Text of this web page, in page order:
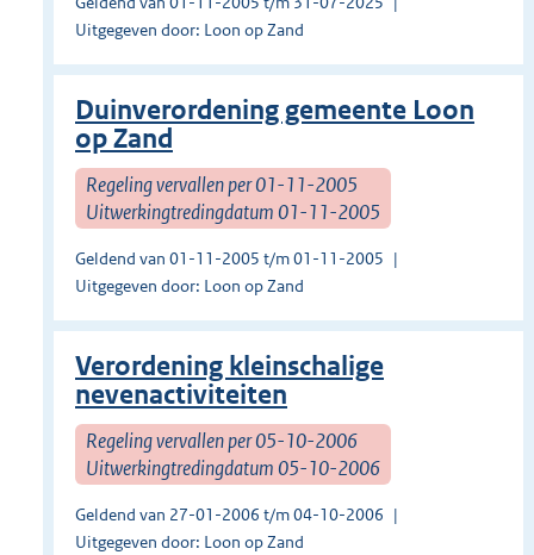
Uitgegeven door: Loon op Zand
Duinverordening gemeente Loon
op Zand
Regeling vervallen per 01-11-2005
Uitwerkingtredingdatum 01-11-2005
Geldend van 01-11-2005 t/m 01-11-2005
Uitgegeven door: Loon op Zand
Verordening kleinschalige
nevenactiviteiten
Regeling vervallen per 05-10-2006
Uitwerkingtredingdatum 05-10-2006
Geldend van 27-01-2006 t/m 04-10-2006
Uitgegeven door: Loon op Zand